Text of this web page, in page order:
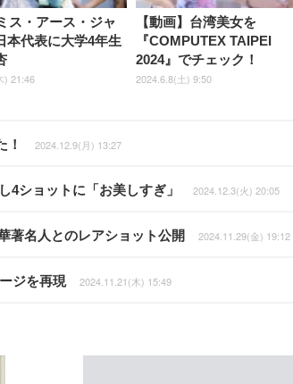
ス・アース・ジャ
本代表に大学4年生
) 21:46
【動画】台湾美女を
『COMPUTEX TAIPEI
2024』でチェック！
2024.6.8(土) 9:50
！ 2024.12.9(月) 13:27
4ショットに「お美しすぎ」 2024.12.3(火) 20:05
著名人とのレアショット公開 2024.11.29(金) 19:12
ジを再現 2024.11.21(木) 15:49